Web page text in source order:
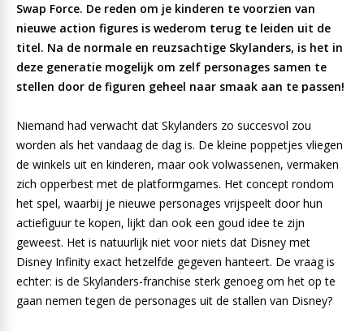
Swap Force. De reden om je kinderen te voorzien van
nieuwe action figures is wederom terug te leiden uit de
titel. Na de normale en reuzsachtige Skylanders, is het in
deze generatie mogelijk om zelf personages samen te
stellen door de figuren geheel naar smaak aan te passen!
Niemand had verwacht dat Skylanders zo succesvol zou
worden als het vandaag de dag is. De kleine poppetjes vliegen
de winkels uit en kinderen, maar ook volwassenen, vermaken
zich opperbest met de platformgames. Het concept rondom
het spel, waarbij je nieuwe personages vrijspeelt door hun
actiefiguur te kopen, lijkt dan ook een goud idee te zijn
geweest. Het is natuurlijk niet voor niets dat Disney met
Disney Infinity exact hetzelfde gegeven hanteert. De vraag is
echter: is de Skylanders-franchise sterk genoeg om het op te
gaan nemen tegen de personages uit de stallen van Disney?